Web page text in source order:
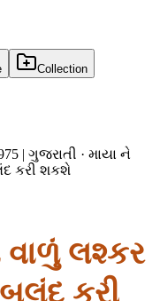
Collection
| ગુજરાતી · માયા ને
કરી શકશે
વાળું લશ્કર
કરી